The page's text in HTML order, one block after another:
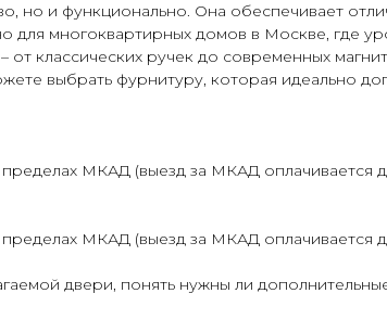
но и функционально. Она обеспечивает
для многоквартирных домов в Москве, где
классических ручек до современных
выбрать фурнитуру, которая идеально
МКАД (выезд за МКАД оплачивается
МКАД (выезд за МКАД оплачивается
двери, понять нужны ли